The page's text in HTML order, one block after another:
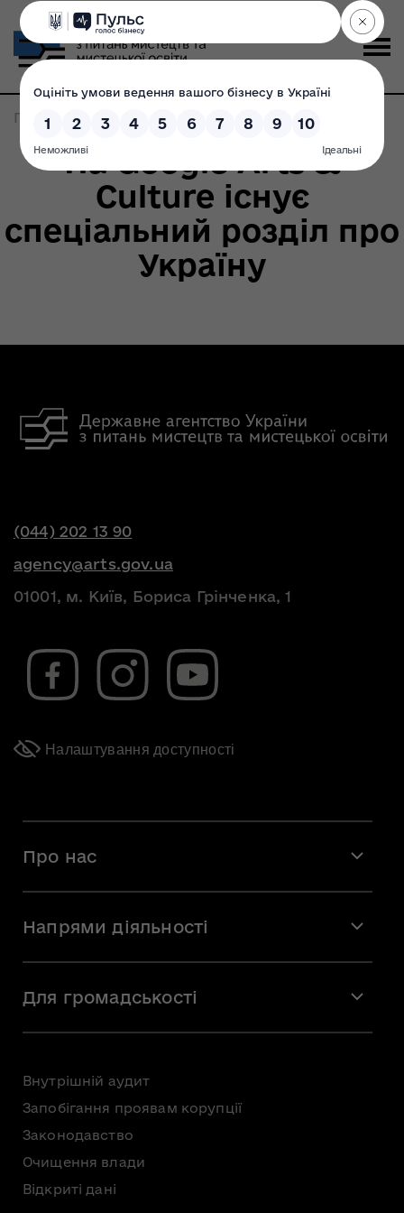
Головна Записи по метке: Україна поруч
На Google Arts &
Culture існує
спеціальний розділ про
Україну
(044) 202 13 90
agency@arts.gov.ua
01001, м. Київ, Бориса Грінченка, 1
Налаштування доступності
Про нас
Команда
Вакансії
Напрями діяльності
Мистецька освіта
Для громадськості
Громадська рада
Консультації з громадськістю
Доступ до публічної інформації
Безоплатна первинна правнича допомога
Внутрішній аудит
Запобігання проявам корупції
Законодавство
Очищення влади
Відкриті дані